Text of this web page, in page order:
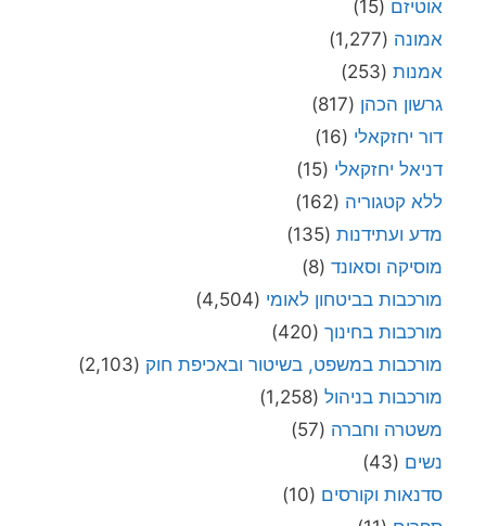
אוטיזם (15)
אמונה (1,277)
אמנות (253)
גרשון הכהן (817)
דור יחזקאלי (16)
דניאל יחזקאלי (15)
ללא קטגוריה (162)
מדע ועתידנות (135)
מוסיקה וסאונד (8)
מורכבות בביטחון לאומי (4,504)
מורכבות בחינוך (420)
מורכבות במשפט, בשיטור ובאכיפת חוק (2,103)
מורכבות בניהול (1,258)
משטרה וחברה (57)
נשים (43)
סדנאות וקורסים (10)